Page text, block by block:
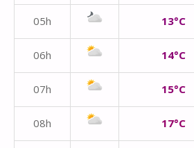
05h 13°C
06h 14°C
07h 15°C
08h 17°C